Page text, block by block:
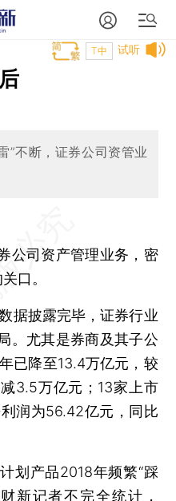
试听
T中
”不断，证券公司资管业
司资产管理业务，密
口。
披露完毕，证券行业
。尤其是券商及其子公
已降至13.4万亿元，较
3.5万亿元；13家上市
润为56.42亿元，同比
产品2018年频繁“踩
新记者不完全统计，